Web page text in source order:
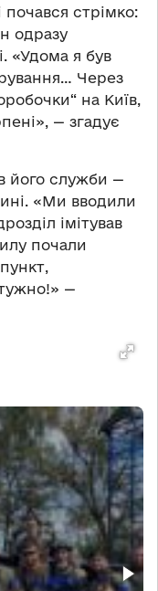
стрімко:
одразу
«Удома я був
Через
на Київ,
— згадує
його служби —
«Ми вводили
імітував
почали
—